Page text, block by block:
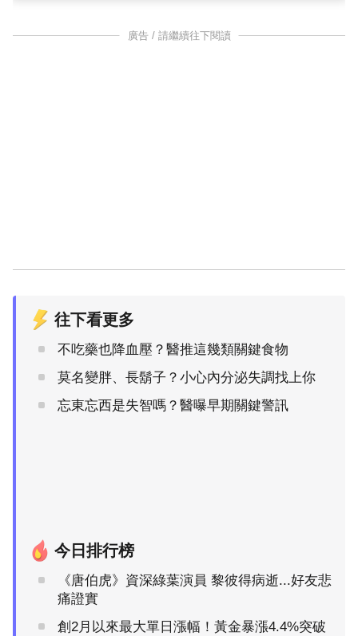
廣告 / 請繼續往下閱讀
往下看更多
不吃藥也降血壓？醫推這幾類關鍵食物
莫名變胖、長鬍子？小心內分泌失調找上你
忘東忘西是失智嗎？醫曝早期關鍵警訊
今日排行榜
《唐伯虎》資深綠葉演員 黎彼得病逝...好友悲
痛證實
創2月以來最大單日漲幅！黃金暴漲4.4%突破